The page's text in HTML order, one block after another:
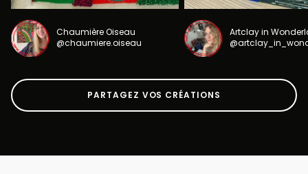
Chaumière Oiseau
@chaumiere.oiseau
Artclay in
PARTAGEZ VOS CRÉATIONS